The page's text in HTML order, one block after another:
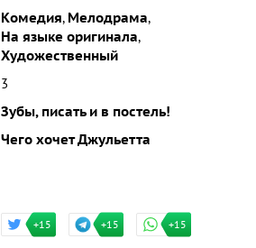
Комедия, Мелодрама,
На языке оригинала,
Художественный
3
Зубы, писать и в постель!
Чего хочет Джульетта
+15 +15 +15